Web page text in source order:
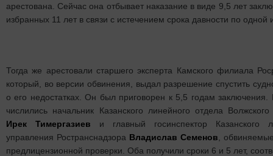
арестована. Сейчас она отбывает наказание в виде 9,5 лет
избранных 11 лет в связи с истечением срока давности по одной
Тогда же арестовали старшего эксперта Камского филиала
который, во версии обвинения, выдал разрешение спустить
о его недостатках. Он был приговорен к 5,5 годам заключения.
числились начальник Казанского линейного отдела
Ирек Тимергазиев и главный госинспектор Казанского
управления Ространснадзора Владислав Семенов ,
предлицензионной проверки. Оба получили сроки 6 и 5 лет,